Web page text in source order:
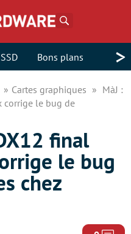
SSD Bons plans >
Cartes graphiques
MàJ :
corrige le bug de
final
le bug
chez